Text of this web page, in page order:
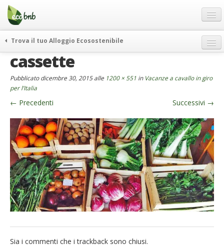
Menu
Salta
contenuto
Offerte Speciali
Regali
FAQ
Chi Siamo
Partner
Contatti
Italiano
German
English
French
Trova il tuo Alloggio Ecosostenibile
weekend green
curiosità
vivere e viaggiare verde
news ed eventi
ecohotel
rassegna stampa
cassette
Pubblicatodicembre 30, 2015alle 1200 × 551 in Vacanze a cavallo in giro
per l’Italia
← Precedenti Successivi →
Sia i commenti che i trackback sono chiusi.